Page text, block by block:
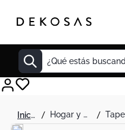
¿Qué estás buscando?
hogar y decoración
Decoracion